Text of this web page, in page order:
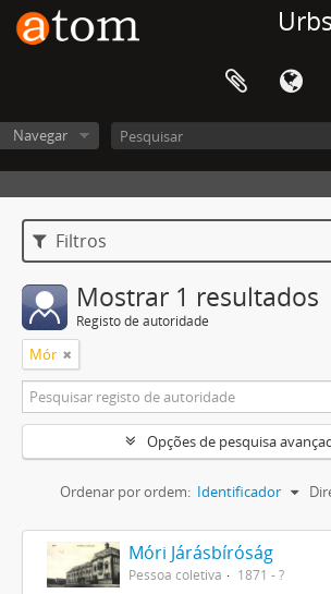
Navegar
Filtros
Mostrar 1 resultados
Registo de autoridade
Mór
Opções de pesquisa
Ordenar por ordem: Identificador
Móri Járásbíróság
Pessoa coletiva 1871 - ?